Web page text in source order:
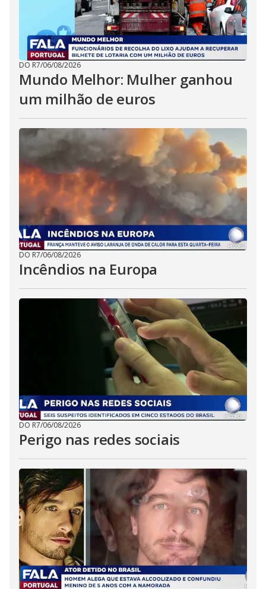
DO R7/06/08/2026
Mundo Melhor: Mulher ganhou
um milhão de euros
DO R7/06/08/2026
Incêndios na Europa
DO R7/06/08/2026
Perigo nas redes sociais